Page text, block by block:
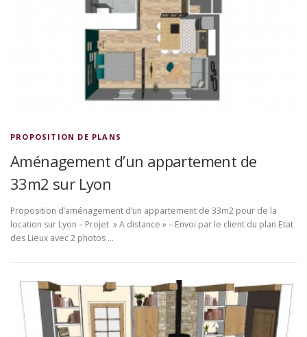
PROPOSITION DE PLANS
Aménagement d’un appartement de
33m2 sur Lyon
Proposition d’aménagement d’un appartement de 33m2 pour de la
location sur Lyon – Projet » A distance » – Envoi par le client du plan Etat
des Lieux avec 2 photos …